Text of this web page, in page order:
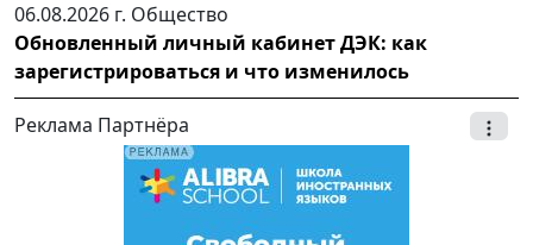
06.08.2026 г. Общество
Обновленный личный кабинет ДЭК: как
зарегистрироваться и что изменилось
Реклама Партнёра